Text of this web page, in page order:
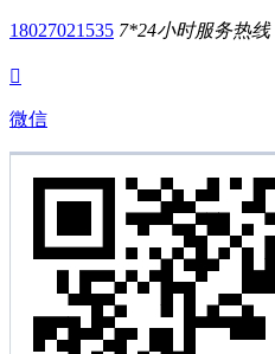
18027021535 7*24小时服务热线

微信